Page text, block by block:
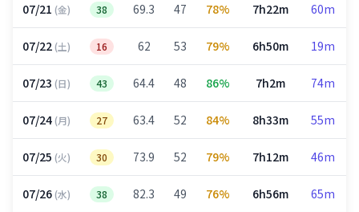
07/21 (金) 38 69.3 47 78% 7h22m 60m
07/22(土) 16 62 53 79% 6h50m 19m
07/23 (日) 43 64.4 48 86% 7h2m 74m
07/24(月) 27 63.4 52 84% 8h33m 55m
07/25 (火) 30 73.9 52 79% 7h12m 46m
07/26(水) 38 82.3 49 76% 6h56m 65m